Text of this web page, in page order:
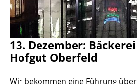
13. Dezember:
Hofgut Oberfeld
Wir bekommen eine Führung